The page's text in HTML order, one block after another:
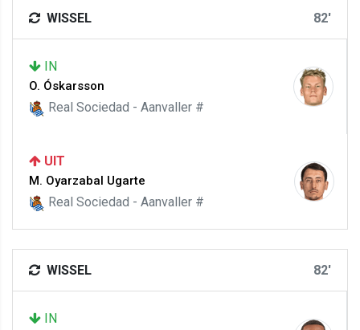
WISSEL 82'
IN
O. Óskarsson
Real Sociedad - Aanvaller #
UIT
M. Oyarzabal Ugarte
Real Sociedad - Aanvaller #
WISSEL 82'
IN